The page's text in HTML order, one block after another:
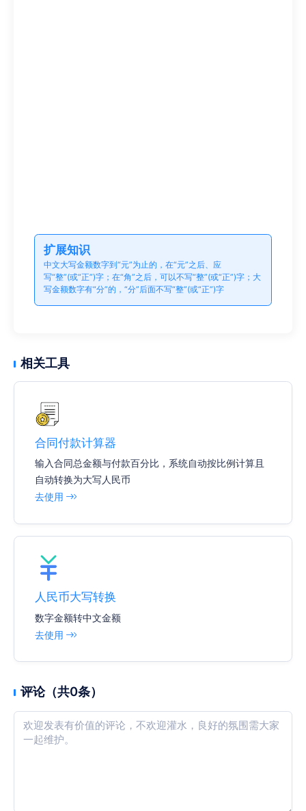
扩展知识
中文大写金额数字到“元”为止的，在“元”之后、应
写“整”(或“正”)字；在“角”之后，可以不写“整”(或“正”)字；大
写金额数字有“分”的，“分”后面不写“整”(或“正”)字
相关工具
合同付款计算器
输入合同总金额与付款百分比，系统自动按比例计算且
自动转换为大写人民币
去使用
人民币大写转换
数字金额转中文金额
去使用
评论（共0条）